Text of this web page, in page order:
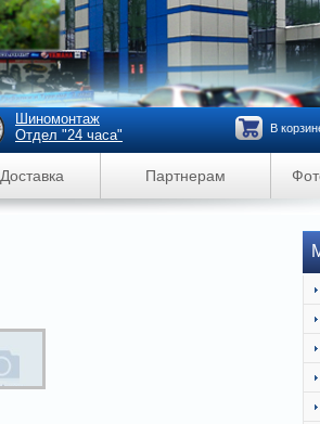
Доставка Партнерам
Шиномонтаж
Отдел "24 часа"
В